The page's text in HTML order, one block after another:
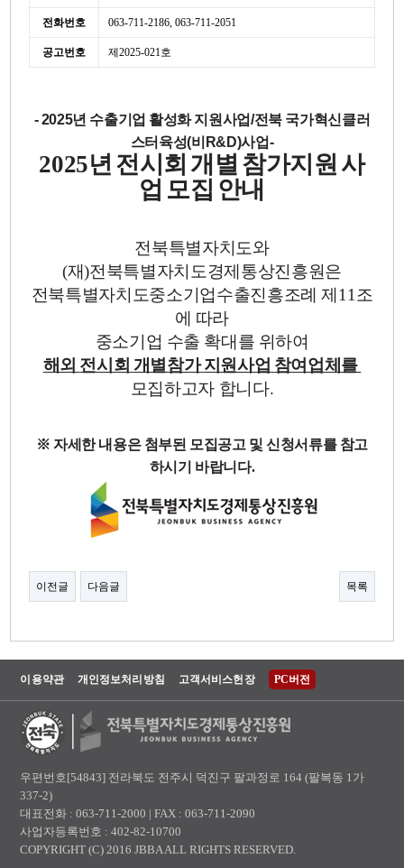
전화번호 063-711-2186, 063-711-2051
공고번호 제2025-021호
- 2025년 수출기업 활성화 지원사업/전북 국가혁신클러
스터육성(비R&D)사업-
2025년 전시회 개별 참가지원 사
업 모집 안내
전북특별자치도와
(재)전북특별자치도경제통상진흥원은
전북특별자치도중소기업수출진흥조례 제 11 조
에 따라
중소기업 수출 확대를 위하여
해외 전시회 개별참가 지원사업 참여업체를
모집하고자 합니다.
※ 자세한 내용은 첨부된 모집공고 및 신청서류를 참고
하시기 바랍니다.
이전글 다음글 목록
이용약관 개인정보처리방침 고객서비스헌장 PC버전
우편번호[54843] 전라북도 전주시 덕진구 팔과정로 164 (팔복동 1가
337-2)
대표전화 : 063-711-2000 | FAX : 063-711-2090
사업자등록번호 : 402-82-10700
COPYRIGHT (C) 2016 JBBA ALL RIGHTS RESERVED.